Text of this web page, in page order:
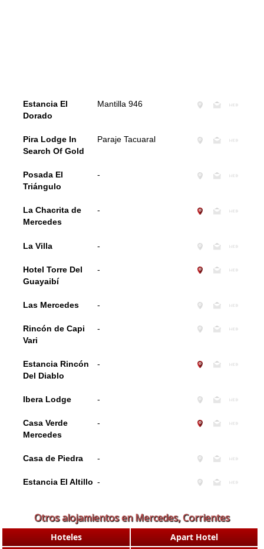
Estancia El
Dorado
Mantilla 946
Pira Lodge In
Search Of Gold
Paraje Tacuaral
Posada El
Triángulo
-
La Chacrita de
Mercedes
-
La Villa -
Hotel Torre Del
Guayaibí
-
Las Mercedes -
Rincón de Capi
Vari
-
Estancia Rincón
Del Diablo
-
Ibera Lodge -
Casa Verde
Mercedes
-
Casa de Piedra -
Estancia El Altillo -
Otros alojamientos en Mercedes, Corrientes
Hoteles Apart Hotel